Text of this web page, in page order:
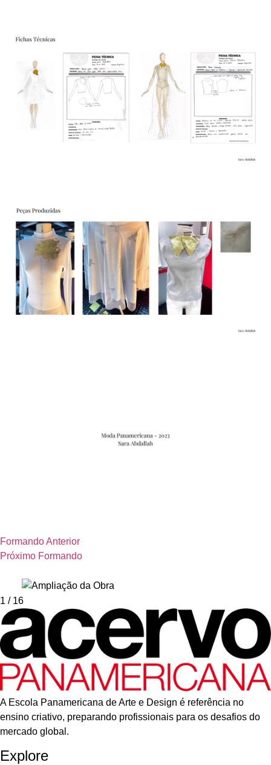
Formando Anterior
Próximo Formando
1 / 16
A Escola Panamericana de Arte e Design é referência no
ensino criativo, preparando profissionais para os desafios do
mercado global.
Explore